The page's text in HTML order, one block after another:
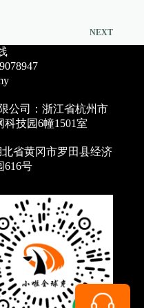
NEXT
司：浙江省杭州市
技园6幢1501室
省黄冈市罗田县经济
616号